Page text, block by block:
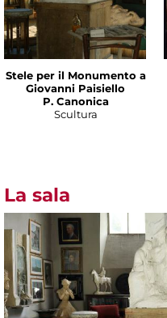
Stele per il Monumento a
Giovanni Paisiello
P. Canonica
Scultura
La sala